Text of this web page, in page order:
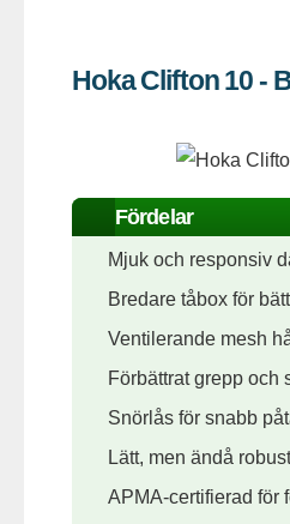
Hoka Clifton 10 -
Fördelar
Mjuk och responsiv
Bredare tåbox för
Ventilerande mesh
Förbättrat grepp och
Snörlås för snabb
Lätt, men ändå
APMA-certifierad för